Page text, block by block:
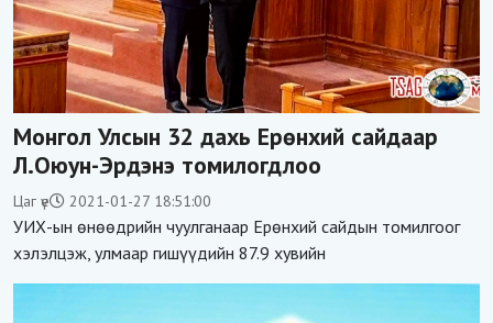
Монгол Улсын 32 дахь Ерөнхий сайдаар
Л.Оюун-Эрдэнэ томилогдлоо
Цаг үе 2021-01-27 18:51:00
УИХ-ын өнөөдрийн чуулганаар Ерөнхий сайдын томилгоог
хэлэлцэж, улмаар гишүүдийн 87.9 хувийн